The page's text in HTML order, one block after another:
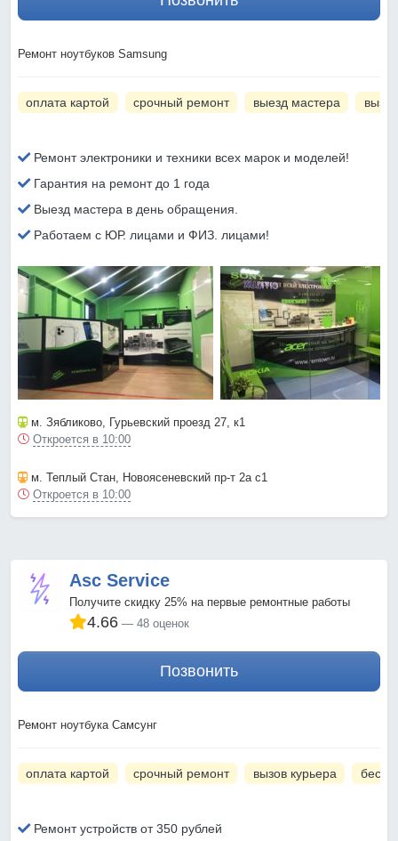
Ремонт ноутбуков Samsung
оплата картой срочный ремонт выезд мастера
Ремонт электроники и техники всех марок и моделей!
Гарантия на ремонт до 1 года
Выезд мастера в день обращения.
Работаем с ЮР. лицами и ФИЗ. лицами!
м. Зябликово, Гурьевский проезд 27, к1
Откроется в 10:00
м. Теплый Стан, Новоясеневский пр-т 2а с1
Откроется в 10:00
Asc Service
Получите скидку 25% на первые ремонтные работы
4.66 48 оценок
Позвонить
Ремонт ноутбука Самсунг
оплата картой срочный ремонт вызов курьера
Ремонт устройств от 350 рублей